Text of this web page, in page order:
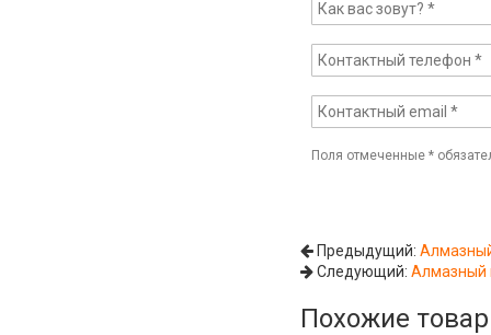
Поля отмеченные*
Предыдущий:
Следующий:Алмазный
Похожие